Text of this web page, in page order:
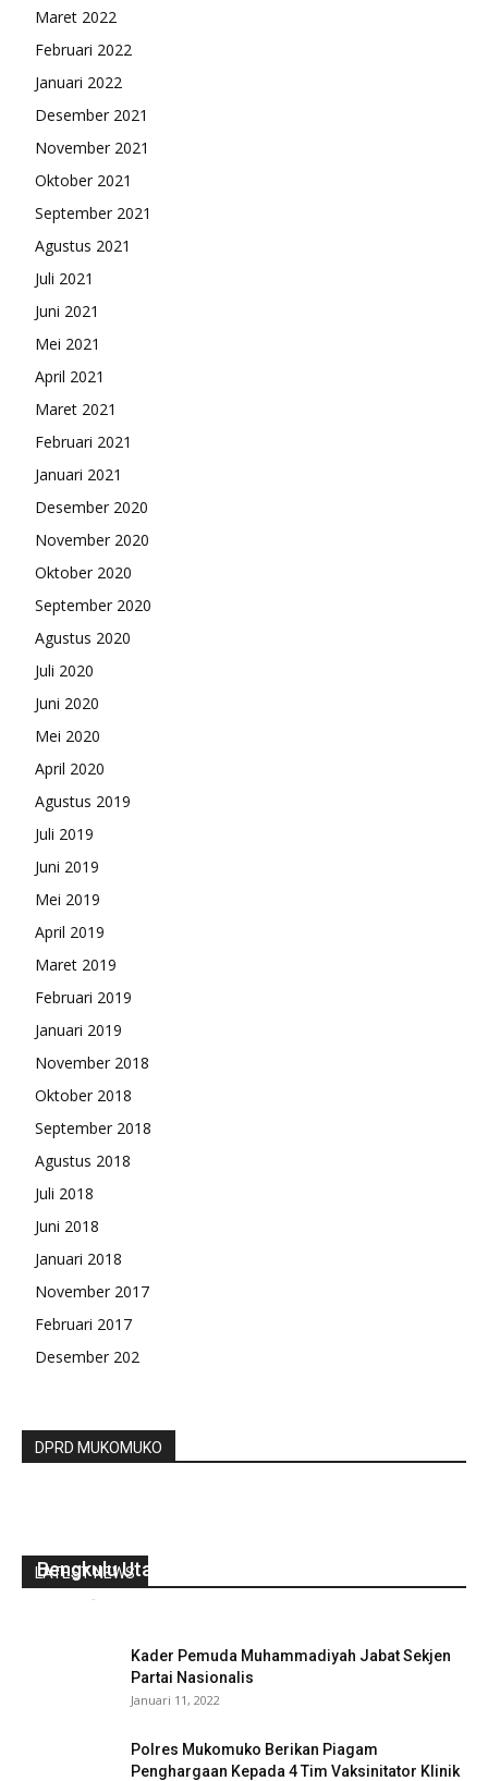
Maret 2022
Februari 2022
Januari 2022
Desember 2021
November 2021
Oktober 2021
September 2021
Agustus 2021
Juli 2021
Juni 2021
Mei 2021
April 2021
Maret 2021
Februari 2021
Januari 2021
Desember 2020
November 2020
Oktober 2020
September 2020
Agustus 2020
Juli 2020
Juni 2020
Mei 2020
April 2020
Agustus 2019
Juli 2019
Juni 2019
Mei 2019
April 2019
Maret 2019
Februari 2019
Januari 2019
November 2018
Oktober 2018
September 2018
Agustus 2018
Juli 2018
Juni 2018
Januari 2018
November 2017
Februari 2017
Desember 202
DPRD MUKOMUKO
LATEST NEWS
Bengkulu Utara Tahun 2022
-
Kader Pemuda Muhammadiyah Jabat Sekjen
Partai Nasionalis
Januari 11, 2022
Polres Mukomuko Berikan Piagam
Penghargaan Kepada 4 Tim Vaksinitator Klinik